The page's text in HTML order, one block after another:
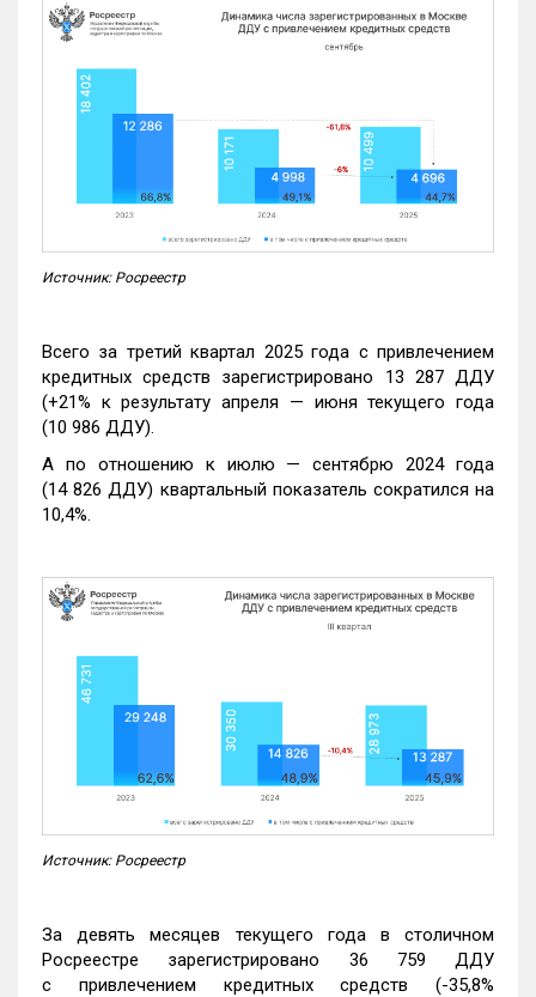
Источник: Росреестр
Всего за третий квартал 2025 года с привлечением
кредитных средств зарегистрировано 13 287 ДДУ
(+21% к результату апреля — июня текущего года
(10 986 ДДУ).
А по отношению к июлю — сентябрю 2024 года
(14 826 ДДУ) квартальный показатель сократился на
10,4%.
Источник: Росреестр
За девять месяцев текущего года в столичном
Росреестре зарегистрировано 36 759 ДДУ
с привлечением кредитных средств (-35,8%